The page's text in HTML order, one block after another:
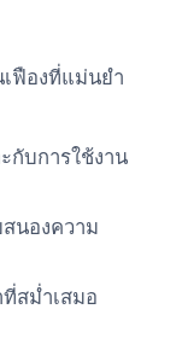
ฟืองที่แม่นยำ
กับการใช้งาน
นองความ
สม่ำเสมอ